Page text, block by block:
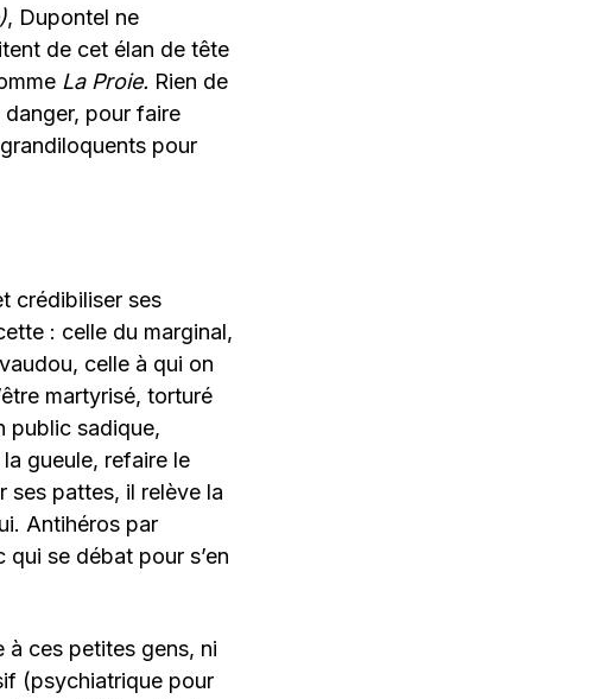
, Dupontel ne
de cet élan de tête
La Proie. Rien de
danger, pour faire
pour
crédibiliser ses
: celle du marginal,
celle à qui on
martyrisé, torturé
public sadique,
gueule, refaire le
ses pattes, il relève la
Antihéros par
se débat pour s’en
à ces petites gens, ni
(psychiatrique pour